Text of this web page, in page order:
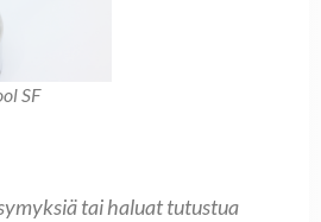
SF
tai haluat tutustua